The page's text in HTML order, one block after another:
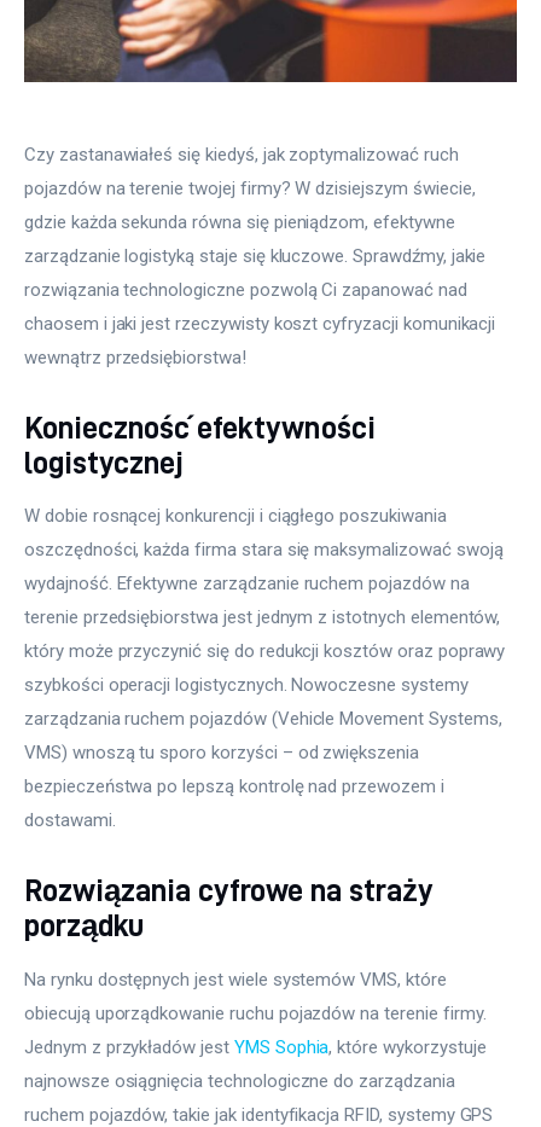
Czy zastanawiałeś się kiedyś, jak zoptymalizować ruch
pojazdów na terenie twojej firmy? W dzisiejszym świecie,
gdzie każda sekunda równa się pieniądzom, efektywne
zarządzanie logistyką staje się kluczowe. Sprawdźmy, jakie
rozwiązania technologiczne pozwolą Ci zapanować nad
chaosem i jaki jest rzeczywisty koszt cyfryzacji komunikacji
wewnątrz przedsiębiorstwa!
Konieczność efektywności
logistycznej
W dobie rosnącej konkurencji i ciągłego poszukiwania
oszczędności, każda firma stara się maksymalizować swoją
wydajność. Efektywne zarządzanie ruchem pojazdów na
terenie przedsiębiorstwa jest jednym z istotnych elementów,
który może przyczynić się do redukcji kosztów oraz poprawy
szybkości operacji logistycznych. Nowoczesne systemy
zarządzania ruchem pojazdów (Vehicle Movement Systems,
VMS) wnoszą tu sporo korzyści – od zwiększenia
bezpieczeństwa po lepszą kontrolę nad przewozem i
dostawami.
Rozwiązania cyfrowe na straży
porządku
Na rynku dostępnych jest wiele systemów VMS, które
obiecują uporządkowanie ruchu pojazdów na terenie firmy.
Jednym z przykładów jest YMS Sophia, które wykorzystuje
najnowsze osiągnięcia technologiczne do zarządzania
ruchem pojazdów, takie jak identyfikacja RFID, systemy GPS